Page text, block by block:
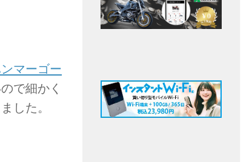
マーゴー
で細かく
した。